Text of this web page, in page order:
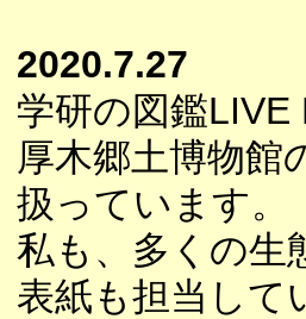
2020.7.27
学研の図鑑
厚木郷土博物館
扱っています。
私も、多くの生
表紙も担当して